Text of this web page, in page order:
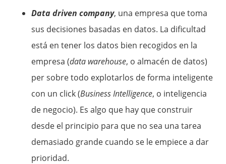
Data driven company, una empresa que toma
sus decisiones basadas en datos. La dificultad
está en tener los datos bien recogidos en la
empresa (data warehouse, o almacén de datos)
per sobre todo explotarlos de forma inteligente
con un click (Business Intelligence, o inteligencia
de negocio). Es algo que hay que construir
desde el principio para que no sea una tarea
demasiado grande cuando se le empiece a dar
prioridad.